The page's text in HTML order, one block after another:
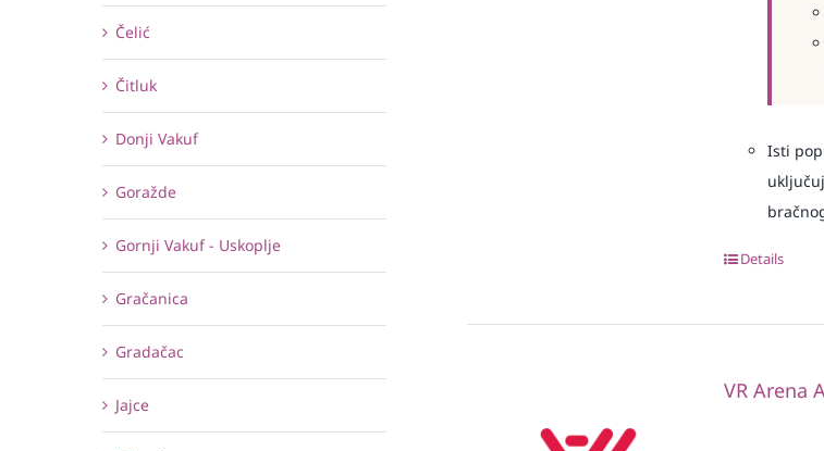
Isti
Details
VR Arena
Čelić
Čitluk
Donji Vakuf
Goražde
Gornji Vakuf - Uskoplje
Gračanica
Gradačac
Jajce